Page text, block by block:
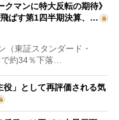
クマンに特大反転の期待》
ばす第1四半期決算、…
東証スタンダード・
約34％下落…
」として再評価される気